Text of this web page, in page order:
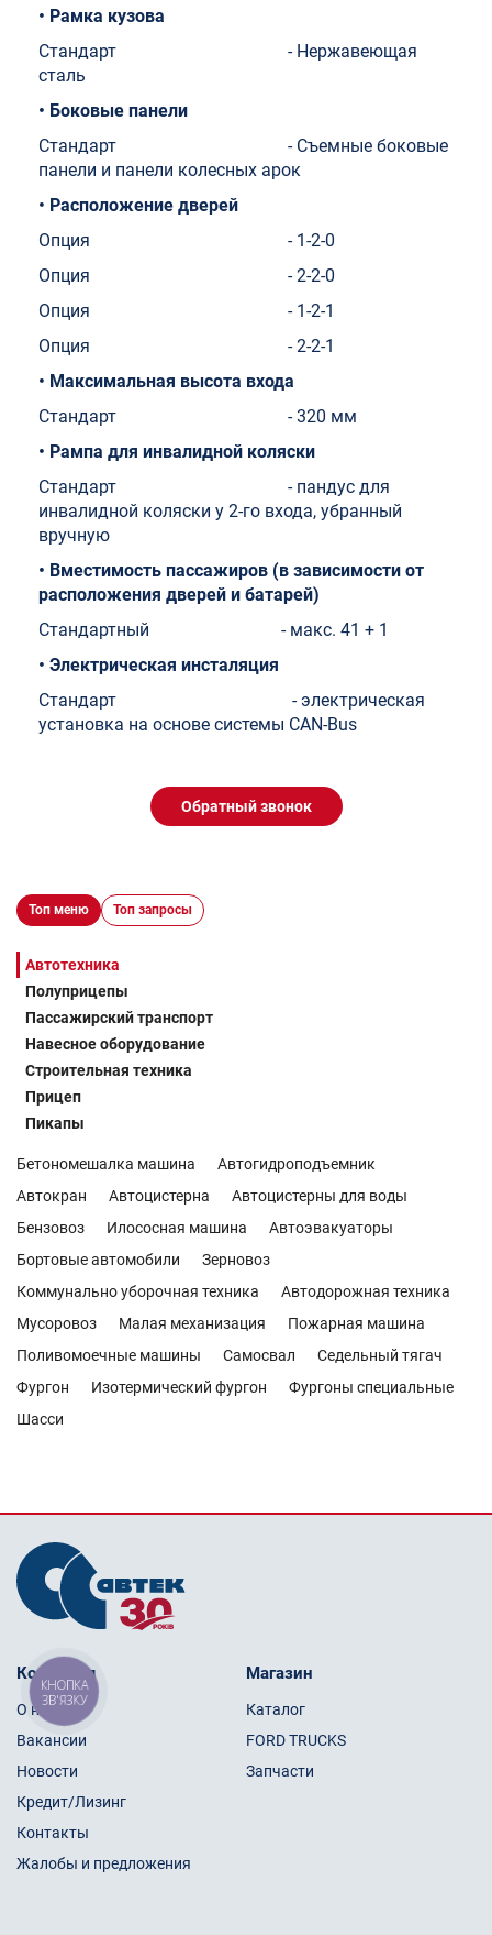
• Рамка кузова
Стандарт - Нержавеющая
сталь
• Боковые панели
Стандарт - Съемные боковые
панели и панели колесных арок
• Расположение дверей
Опция - 1-2-0
Опция - 2-2-0
Опция - 1-2-1
Опция - 2-2-1
• Максимальная высота входа
Стандарт - 320 мм
• Рампа для инвалидной коляски
Стандарт - пандус для
инвалидной коляски у 2-го входа, убранный
вручную
• Вместимость пассажиров (в зависимости от
расположения дверей и батарей)
Стандартный - макс. 41 + 1
• Электрическая инсталяция
Стандарт
- электрическая
установка на основе системы CAN-Bus
Обратный звонок
Топ меню Топ запросы
Автотехника
Полуприцепы
Пассажирский транспорт
Навесное оборудование
Строительная техника
Прицеп
Пикапы
Бетономешалка машина
Автогидроподъемник
Автокран
Автоцистерна
Автоцистерны для воды
Бензовоз
Илососная машина
Автоэвакуаторы
Бортовые автомобили
Зерновоз
Коммунально уборочная техника
Автодорожная техника
Мусоровоз
Малая механизация
Пожарная машина
Поливомоечные машины
Самосвал
Седельный тягач
Фургон
Изотермический фургон
Фургоны специальные
Шасси
Компания
О нас
Вакансии
Новости
Кредит/Лизинг
Контакты
Жалобы и предложения
Магазин
Каталог
FORD TRUCKS
Запчасти
КНОПКА
ЗВ'ЯЗКУ